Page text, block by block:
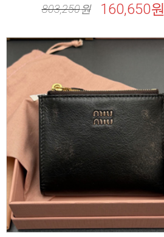
803,250원 160,650원